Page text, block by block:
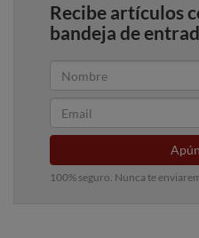
Recibe artículos
bandeja de
100% seguro. Nunca te